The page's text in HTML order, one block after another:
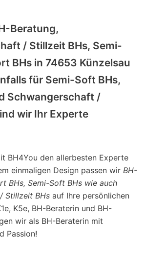
Beratung,
/ Stillzeit BHs, Semi-
BHs in 74653 Künzelsau
für Semi-Soft BHs,
Schwangerschaft /
wir Ihr Experte
BH4You den allerbesten Experte
einmaligen Design passen wir BH-
BHs, Semi-Soft BHs wie auch
Stillzeit BHs auf Ihre persönlichen
K5e, BH-Beraterin und BH-
wir als BH-Beraterin mit
Passion!